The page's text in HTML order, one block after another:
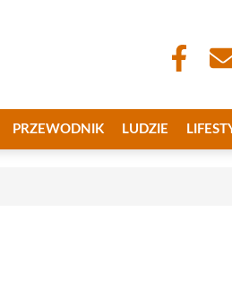
PRZEWODNIK LUDZIE